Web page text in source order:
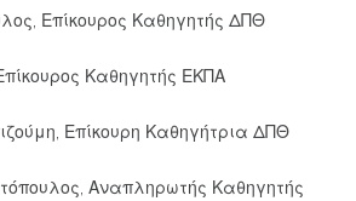
Επίκουρος Καθηγητής ΔΠΘ
Καθηγητής ΕΚΠΑ
Επίκουρη Καθηγήτρια ΔΠΘ
Αναπληρωτής Καθηγητής